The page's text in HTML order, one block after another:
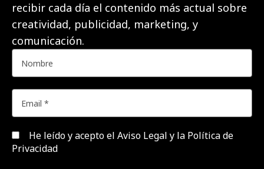
recibir cada día el contenido más actual sobre
creatividad, publicidad, marketing, y
comunicación.
He leído y acepto el Aviso Legal y la Política de
Privacidad